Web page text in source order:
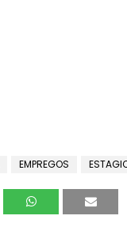
EMPREGOS